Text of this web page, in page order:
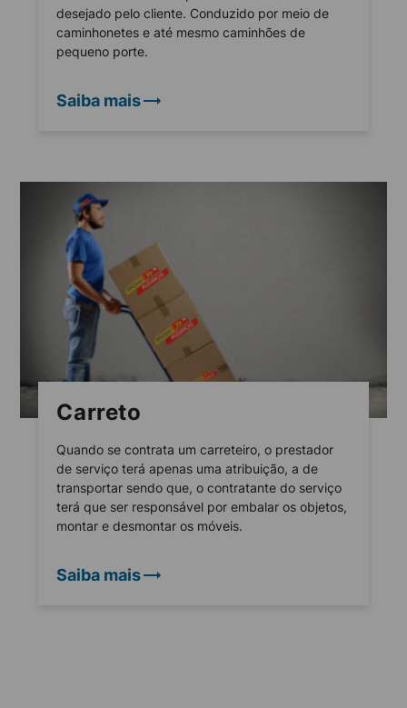
desejado pelo cliente. Conduzido por meio de
caminhonetes e até mesmo caminhões de
pequeno porte.
Saiba mais
Carreto
Quando se contrata um carreteiro, o prestador
de serviço terá apenas uma atribuição, a de
transportar sendo que, o contratante do serviço
terá que ser responsável por embalar os objetos,
montar e desmontar os móveis.
Saiba mais